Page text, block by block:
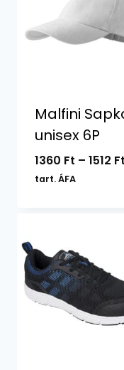
Malfini
unisex 6P
1360 Ft – 1512 Ft
tart. ÁFA